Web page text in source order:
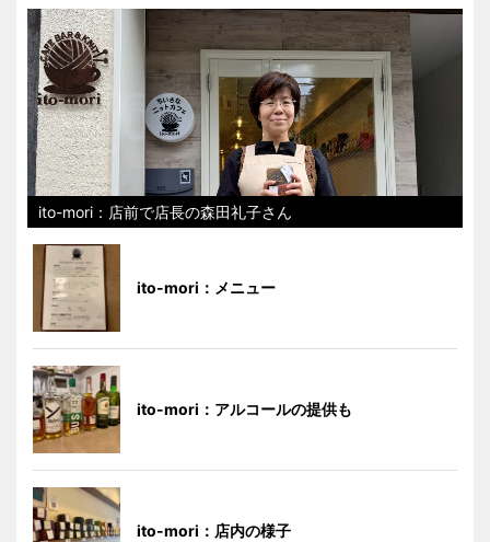
ito-mori：店前で店長の森田礼子さん
ito-mori：メニュー
ito-mori：アルコールの提供も
ito-mori：店内の様子